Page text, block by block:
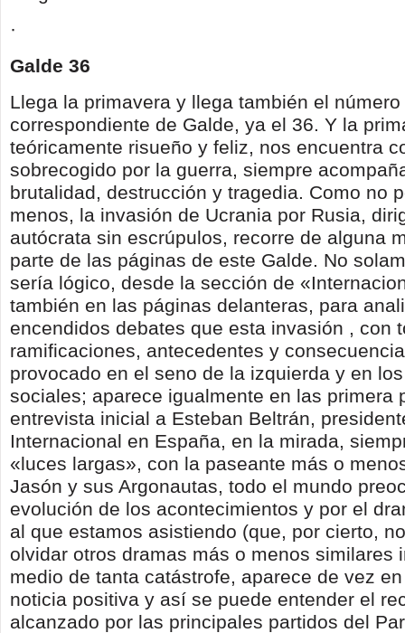
·
Galde 36
Llega la primavera y llega también el número
correspondiente de Galde, ya el 36. Y la
teóricamente risueño y feliz, nos encuentra
sobrecogido por la guerra, siempre
brutalidad, destrucción y tragedia. Como no
menos, la invasión de Ucrania por Rusia,
autócrata sin escrúpulos, recorre de alguna
parte de las páginas de este Galde. No
sería lógico, desde la sección de
también en las páginas delanteras, para
encendidos debates que esta invasión , con
ramificaciones, antecedentes y
provocado en el seno de la izquierda y en
sociales; aparece igualmente en las primera
entrevista inicial a Esteban Beltrán,
Internacional en España, en la mirada,
«luces largas», con la paseante más o
Jasón y sus Argonautas, todo el mundo
evolución de los acontecimientos y por el
al que estamos asistiendo (que, por cierto,
olvidar otros dramas más o menos similares
medio de tanta catástrofe, aparece de vez
noticia positiva y así se puede entender el
alcanzado por las principales partidos del